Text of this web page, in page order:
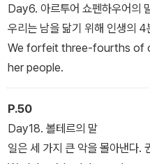
한 감정을 긍정적인 마인드로
필사 습관을 들이고 싶은 사람 등
Day6. 아르투어 쇼펜하우어의
우리는 남을 닮기 위해 인생의
We forfeit three-fourths of
her people.
P.50
Day18. 볼테르의 말
일은 세 가지 큰 악을 몰아낸다.